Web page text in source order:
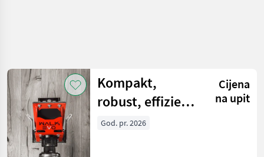
Kategorija 4 Država 2
TRENUTNA
STAZA
Šumarstvo
Poništi
Prikaži
12
rezultata
Kompakt,
robust, effizient:
Der EVO 200
Cijena
na upit
God. pr. 2026